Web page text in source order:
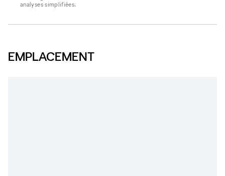
analyses simplifiées.
EMPLACEMENT